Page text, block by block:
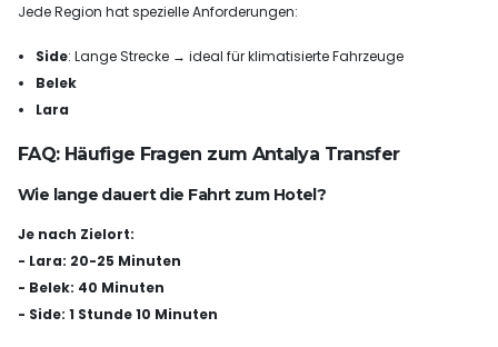
Jede Region hat spezielle Anforderungen:
Side: Lange Strecke → ideal für klimatisierte Fahrzeuge
Belek
Lara
FAQ: Häufige Fragen zum Antalya Transfer
Wie lange dauert die Fahrt zum Hotel?
Je nach Zielort:
- Lara: 20-25 Minuten
- Belek: 40 Minuten
- Side: 1 Stunde 10 Minuten